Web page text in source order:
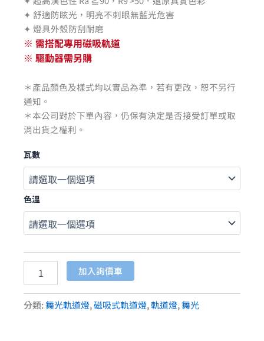
✦ 舒適防眩光，明亮不刺眼無藍光危害
✦ 燈具外殼防刮耐磨
※ 需搭配專用磁吸軌道
※ 驅動器需另購
＊產品顏色及樣式均以實品為準，若有更改，恕不另行
通知。
＊本公司對於下單內容，仍保有決定是否接受訂單或取
消出貨之權利。
瓦數
色溫
加入詢價車
分類:舞光軌道燈,磁吸式軌道燈,軌道燈,舞光